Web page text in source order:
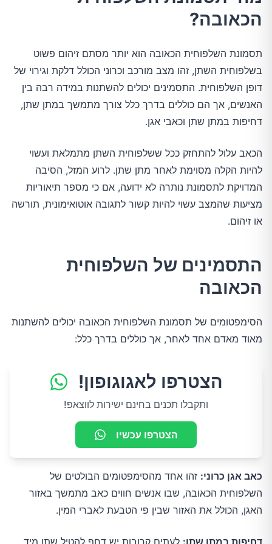
הכאובה?
תסמונת השלפוחית הכאובה הוא יותר מסתם זיהום פשוט
בשלפוחית השתן, זהו מצב מורכב וכרוני הכולל דלקת וגירוי של
דופן השלפוחית. התסמינים יכולים להשתנות במידה רבה בין
האנשים, אך הם כוללים בדרך כלל צורך מתמשך במתן שתן,
דחיפות במתן שתן וכאבי אגן.
הכאב עלול להתחזק ככל ששלפוחית השתן מתמלאת ועשוי
להיות הקלה מסוימת לאחר מתן שתן. לרוע המזל, הסיבה
המדויקת לתסמונת נותרה לא ידועה, אם כי מספר תיאוריות
מציעות שהמצב עשוי להיות קשור לתגובה אוטואימונית, תורשה
או זיהום.
התסמינים של השלפוחית
הכאובה
הסימפטומים של תסמונת השלפוחית הכאובה יכולים להשתנות
מאוד מאדם אחד לאחר, אך כוללים בדרך כלל:
הצטרפו לאגוגופון!
ותקבלו תכנים בחינם ישירות לווצאפ!
הצטרפו עכשיו
כאב אגן כרוני: זהו אחד מהסימפטומים הבולטים של
השלפוחית הכאובה, שבו אנשים חווים כאב מתמשך באזור
האגן, הכולל את האזור שבין פי הטבעת לאברי המין.
דחיפות במתן שתן: לעתים קרובות יש דחף להטיל שתן מיד,